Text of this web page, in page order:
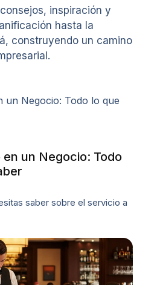
inspiración y
hasta la
construyendo un camino
un Negocio: Todo
saber sobre el servicio a